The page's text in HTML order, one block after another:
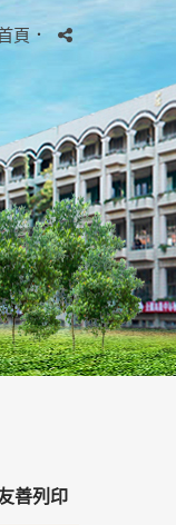
頁．
善列印